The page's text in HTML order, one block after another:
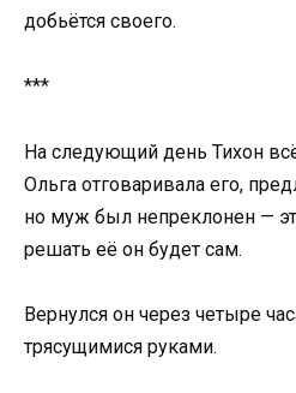
добьётся своего.
***
На следующий день Тихон
Ольга отговаривала его,
но муж был непреклонен —
решать её он будет сам.
Вернулся он через четыре
трясущимися руками.